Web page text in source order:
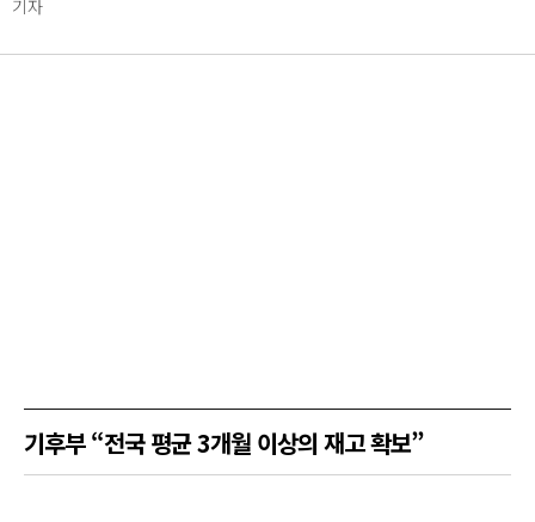
기자
기후부 “전국 평균 3개월 이상의 재고 확보”